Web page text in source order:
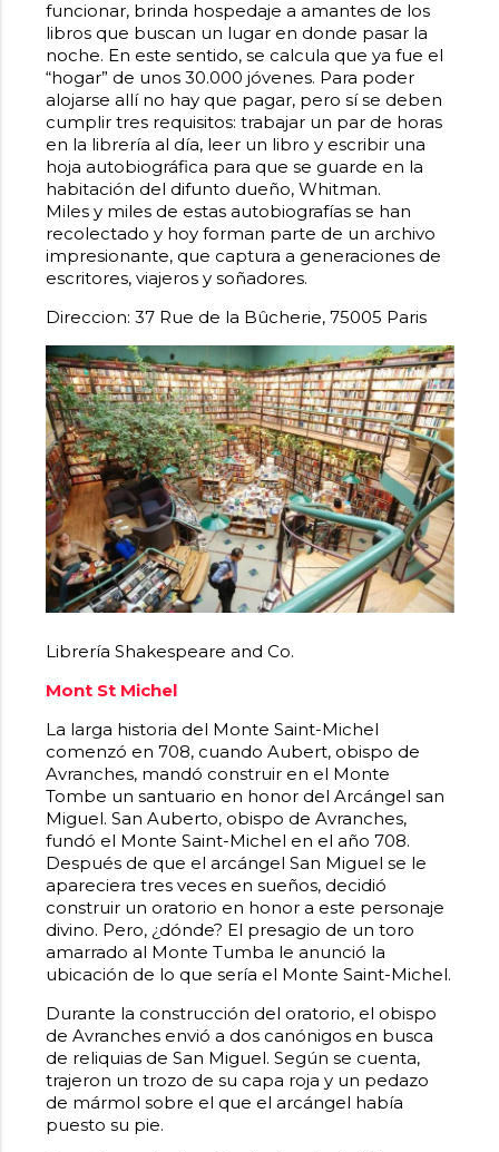
funcionar, brinda hospedaje a amantes de los
libros que buscan un lugar en donde pasar la
noche. En este sentido, se calcula que ya fue el
“hogar” de unos 30.000 jóvenes. Para poder
alojarse allí no hay que pagar, pero sí se deben
cumplir tres requisitos: trabajar un par de horas
en la librería al día, leer un libro y escribir una
hoja autobiográfica para que se guarde en la
habitación del difunto dueño, Whitman.
Miles y miles de estas autobiografías se han
recolectado y hoy forman parte de un archivo
impresionante, que captura a generaciones de
escritores, viajeros y soñadores.
Direccion: 37 Rue de la Bûcherie, 75005 Paris
Librería Shakespeare and Co.
Mont St Michel
La larga historia del Monte Saint-Michel
comenzó en 708, cuando Aubert, obispo de
Avranches, mandó construir en el Monte
Tombe un santuario en honor del Arcángel san
Miguel. San Auberto, obispo de Avranches,
fundó el Monte Saint-Michel en el año 708.
Después de que el arcángel San Miguel se le
apareciera tres veces en sueños, decidió
construir un oratorio en honor a este personaje
divino. Pero, ¿dónde? El presagio de un toro
amarrado al Monte Tumba le anunció la
ubicación de lo que sería el Monte Saint-Michel.
Durante la construcción del oratorio, el obispo
de Avranches envió a dos canónigos en busca
de reliquias de San Miguel. Según se cuenta,
trajeron un trozo de su capa roja y un pedazo
de mármol sobre el que el arcángel había
puesto su pie.